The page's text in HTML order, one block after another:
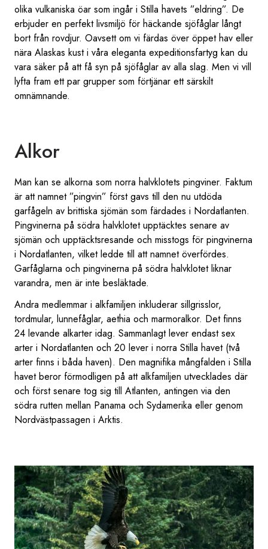
olika vulkaniska öar som ingår i Stilla havets ”eldring”. De
erbjuder en perfekt livsmiljö för häckande sjöfåglar långt
bort från rovdjur. Oavsett om vi färdas över öppet hav eller
nära Alaskas kust i våra eleganta expeditionsfartyg kan du
vara säker på att få syn på sjöfåglar av alla slag. Men vi vill
lyfta fram ett par grupper som förtjänar ett särskilt
omnämnande.
Alkor
Man kan se alkorna som norra halvklotets pingviner. Faktum
är att namnet ”pingvin” först gavs till den nu utdöda
garfågeln av brittiska sjömän som färdades i Nordatlanten.
Pingvinerna på södra halvklotet upptäcktes senare av
sjömän och upptäcktsresande och misstogs för pingvinerna
i Nordatlanten, vilket ledde till att namnet överfördes.
Garfåglarna och pingvinerna på södra halvklotet liknar
varandra, men är inte besläktade.
Andra medlemmar i alkfamiljen inkluderar sillgrisslor,
tordmular, lunnefåglar, aethia och marmoralkor. Det finns
24 levande alkarter idag. Sammanlagt lever endast sex
arter i Nordatlanten och 20 lever i norra Stilla havet (två
arter finns i båda haven). Den magnifika mångfalden i Stilla
havet beror förmodligen på att alkfamiljen utvecklades där
och först senare tog sig till Atlanten, antingen via den
södra rutten mellan Panama och Sydamerika eller genom
Nordvästpassagen i Arktis.